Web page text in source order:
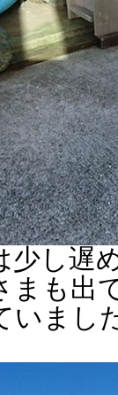
少し遅
まも出
いまし